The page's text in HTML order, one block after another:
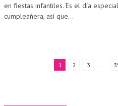
en fiestas infantiles. Es el día
cumpleañera, así que...
1 2 3